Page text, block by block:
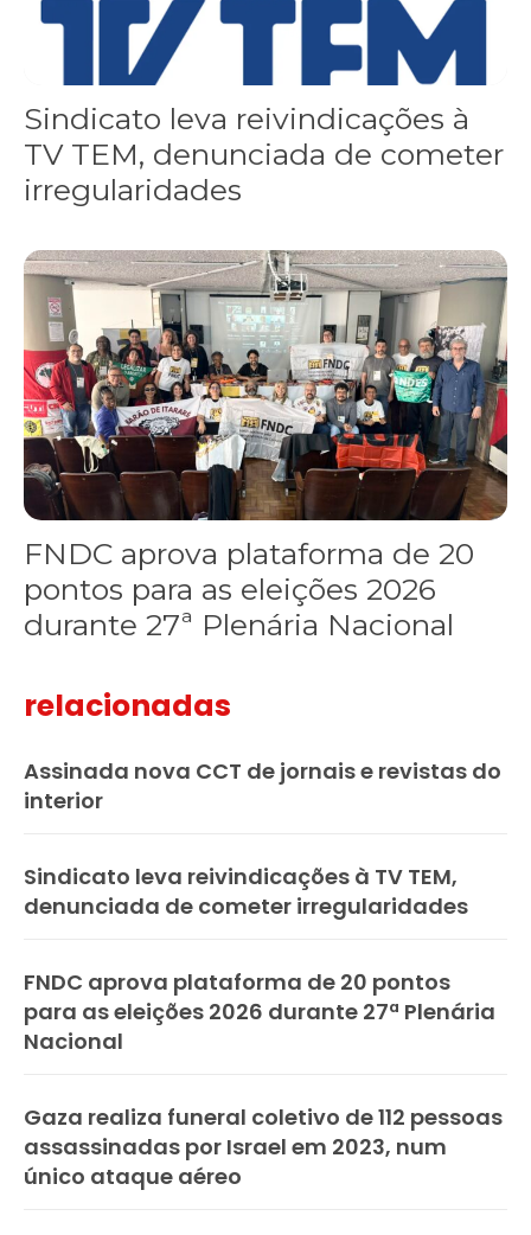
Sindicato leva reivindicações à
TV TEM, denunciada de cometer
irregularidades
FNDC aprova plataforma de 20 pontos para as eleições 2026
FNDC aprova plataforma de 20
pontos para as eleições 2026
durante 27ª Plenária Nacional
relacionadas
Assinada nova CCT de jornais e revistas do
interior
Sindicato leva reivindicações à TV TEM,
denunciada de cometer irregularidades
FNDC aprova plataforma de 20 pontos
para as eleições 2026 durante 27ª Plenária
Nacional
Gaza realiza funeral coletivo de 112 pessoas
assassinadas por Israel em 2023, num
único ataque aéreo